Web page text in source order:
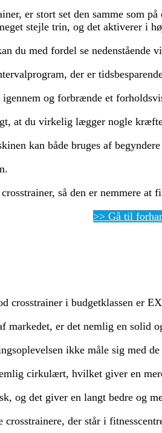
er stort set den samme som
stejle trin, og det aktiverer i
du med fordel se nedenstående
der er
og forbrænde et
at du virkelig lægger nogle
kan både bruges af
så den er nemmere at
>> Gå til
crosstrainer i budgetklassen er
markedet, er det nemlig en
ikke måle sig med
cirkulært, hvilket giver en
og det giver en langt bedre og
der står i